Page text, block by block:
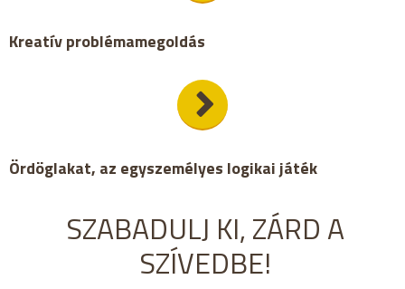
Kreatív problémamegoldás
Ördöglakat, az egyszemélyes logikai játék
SZABADULJ KI, ZÁRD A
SZÍVEDBE!